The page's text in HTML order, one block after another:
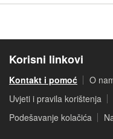
Korisni linkovi
Kontakt i pomoć O
Uvjeti i pravila korištenja
Podešavanje kolačića